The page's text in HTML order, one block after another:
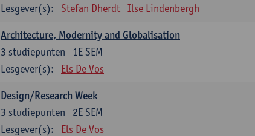
Lesgever(s):
Stefan Dherdt Ilse Lindenbergh
Architecture, Modernity and Globalisation
1E SEM
3 studiepunten
Lesgever(s):
Els De Vos
Design/Research Week
2E SEM
3 studiepunten
Lesgever(s):
Els De Vos